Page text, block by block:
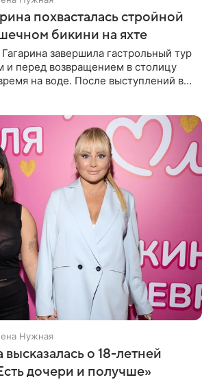
похвасталась стройной
бикини на яхте
завершила гастрольный тур
перед возвращением в столицу
на воде. После выступлений в
Нужная
о 18-летней
дочери и получше»